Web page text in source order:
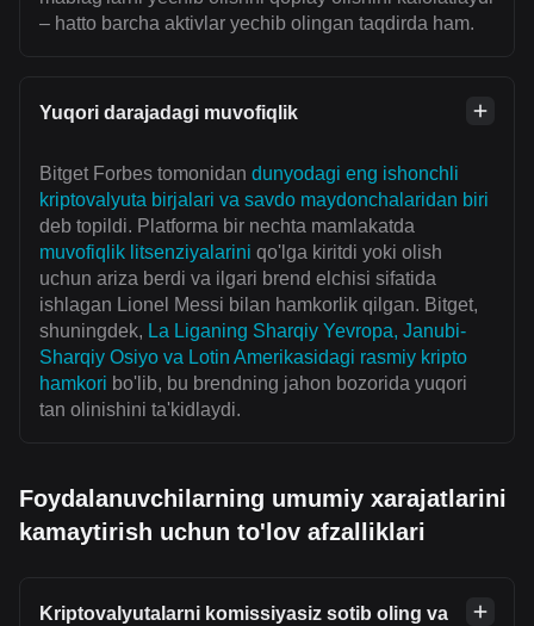
– hatto barcha aktivlar yechib olingan taqdirda ham.
Yuqori darajadagi muvofiqlik
Bitget Forbes tomonidan dunyodagi eng ishonchli
kriptovalyuta birjalari va savdo maydonchalaridan biri
deb topildi. Platforma bir nechta mamlakatda
muvofiqlik litsenziyalarini qo'lga kiritdi yoki olish
uchun ariza berdi va ilgari brend elchisi sifatida
ishlagan Lionel Messi bilan hamkorlik qilgan. Bitget,
shuningdek, La Liganing Sharqiy Yevropa, Janubi-
Sharqiy Osiyo va Lotin Amerikasidagi rasmiy kripto
hamkori bo'lib, bu brendning jahon bozorida yuqori
tan olinishini ta'kidlaydi.
Foydalanuvchilarning umumiy xarajatlarini
kamaytirish uchun to'lov afzalliklari
Kriptovalyutalarni komissiyasiz sotib oling va